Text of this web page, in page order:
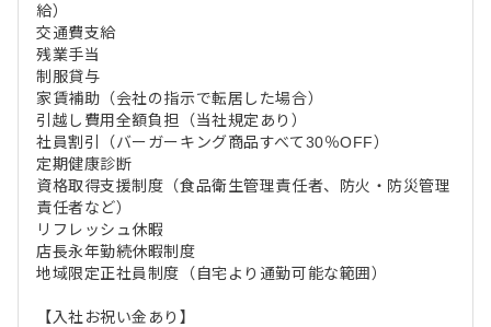
給）
交通費支給
残業手当
制服貸与
家賃補助（会社の指示で転居した場合）
引越し費用全額負担（当社規定あり）
社員割引（バーガーキング商品すべて30％OFF）
定期健康診断
資格取得支援制度（食品衛生管理責任者、防火・防災管理
責任者など）
リフレッシュ休暇
店長永年勤続休暇制度
地域限定正社員制度（自宅より通勤可能な範囲）
【入社お祝い金あり】